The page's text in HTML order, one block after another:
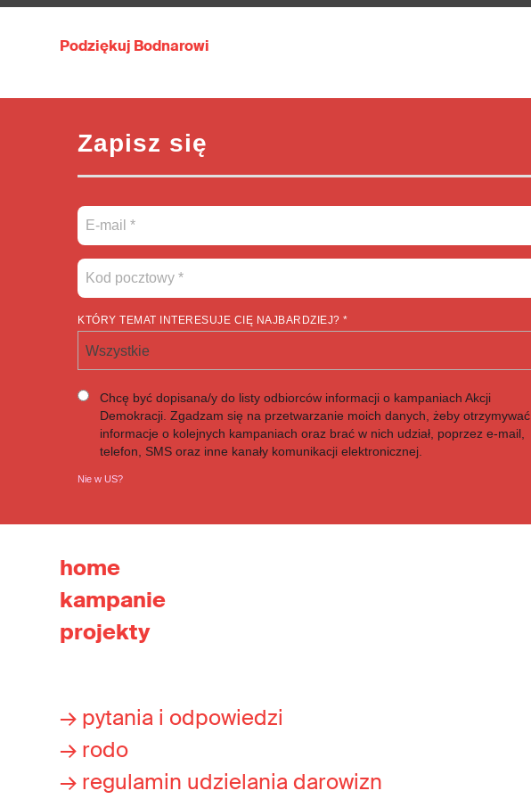
Podziękuj Bodnarowi
Zapisz się
KTÓRY TEMAT INTERESUJE CIĘ NAJBARDZIEJ? *
Wszystkie
Chcę być dopisana/y do listy odbiorców informacji o kampaniach Akcji
Demokracji. Zgadzam się na przetwarzanie moich danych, żeby otrzymywać
informacje o kolejnych kampaniach oraz brać w nich udział, poprzez e-mail,
telefon, SMS oraz inne kanały komunikacji elektronicznej.
Nie wUS?
home
kampanie
projekty
→ pytania i odpowiedzi
→ rodo
→ regulamin udzielania darowizn